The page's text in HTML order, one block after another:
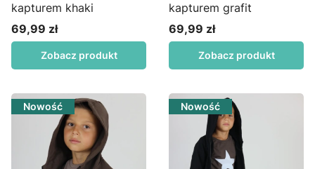
kapturem khaki
Cena
69,99 zł
Zobacz produkt
kapturem grafit
Cena
69,99 zł
Zobacz produkt
Nowość Nowość